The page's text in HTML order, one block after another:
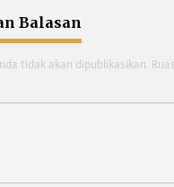
Balasan
tidak akan dipublikasikan.